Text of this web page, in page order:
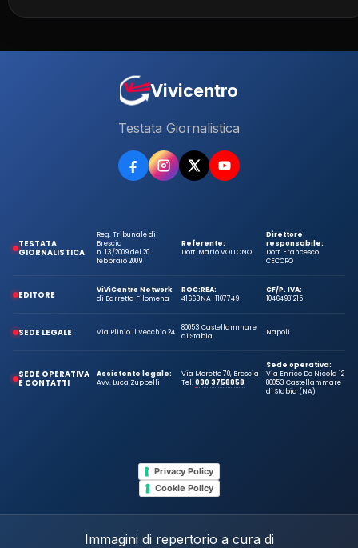
Vivicentro
Testata Giornalistica
TESTATA
GIORNALISTICA
Reg. Tribunale di
Brescia
n. 13/2009 del 20
febbraio 2009
Referente:
Dott. Mario VOLLONO
Direttore
responsabile:
Dott. Francesco
CECORO
EDITORE
ViViCentro Network
di Barretta Filomena
ROC:
41663
REA:
NA-1107749
CF/P. IVA:
10464981215
SEDE LEGALE Via Plinio Il Vecchio 24
80053 Castellammare
di Stabia
Napoli
SEDE OPERATIVA
E CONTATTI
Assistente legale:
Avv. Luca Zuppelli
Via Moretto 70, Brescia
Tel.030 3758858
Sede operativa:
Via Enrico De Nicola 12
80053 Castellammare
di Stabia (NA)
Privacy Policy
Cookie Policy
Immagini di repertorio a cura di